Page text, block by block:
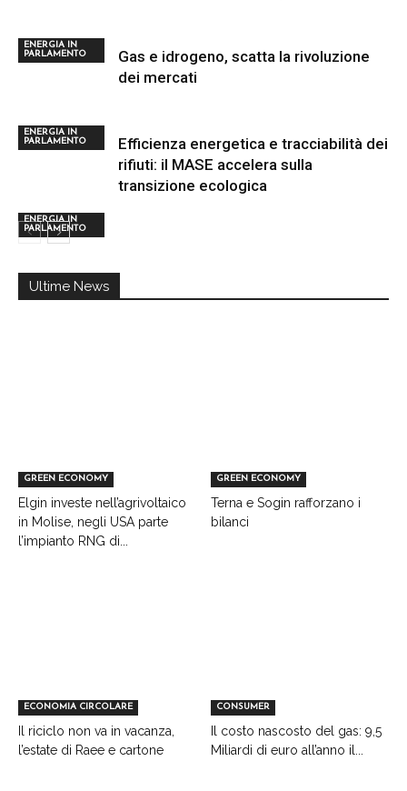
ENERGIA IN
PARLAMENTO
ENERGIA IN
PARLAMENTO
Gas e idrogeno, scatta la rivoluzione
dei mercati
ENERGIA IN
PARLAMENTO
Efficienza energetica e tracciabilità dei
rifiuti: il MASE accelera sulla
transizione ecologica
Ultime News
GREEN ECONOMY
Elgin investe nell’agrivoltaico
in Molise, negli USA parte
l’impianto RNG di...
GREEN ECONOMY
Terna e Sogin rafforzano i
bilanci
ECONOMIA CIRCOLARE
Il riciclo non va in vacanza,
l’estate di Raee e cartone
CONSUMER
Il costo nascosto del gas: 9,5
Miliardi di euro all’anno il...